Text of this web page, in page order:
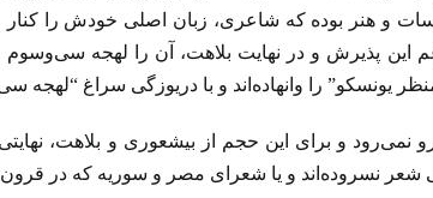
و هنر بوده که شاعری، زبان اصلی خودش را
پذیرش و در نهایت بلاهت، آن را لهجه سی‌‌وسوم
یونسکو” را وانهاده‌اند و با دریوزگی سراغ “لهجه
نمی‌رود و برای این حجم از بیشعوری و بلاهت،
نسروده‌اند و یا شعرای مصر و سوریه که در قرون